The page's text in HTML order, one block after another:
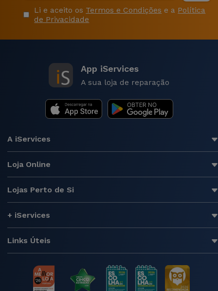
Li e aceito os Termos e Condições e a Política
de Privacidade
App iServices
A sua loja de reparação
A iServices
Loja Online
Lojas Perto de Si
+ iServices
Links Úteis